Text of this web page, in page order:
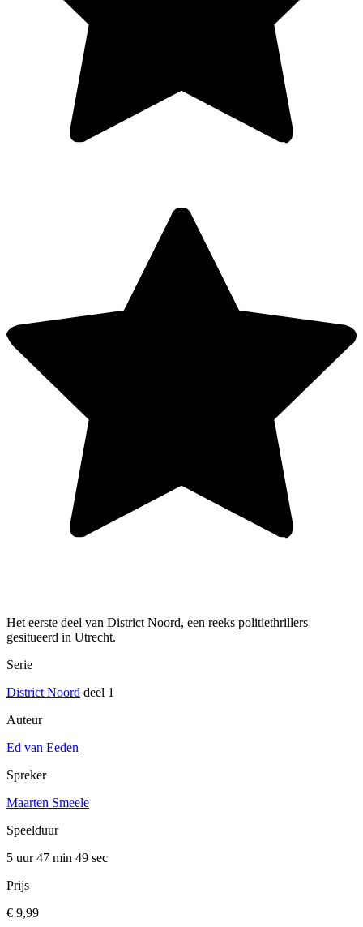
Het eerste deel van District Noord, een reeks politiethrillers
gesitueerd in Utrecht.
Serie
District Noord deel 1
Auteur
Ed van Eeden
Spreker
Maarten Smeele
Speelduur
5 uur 47 min 49 sec
Prijs
€ 9,99